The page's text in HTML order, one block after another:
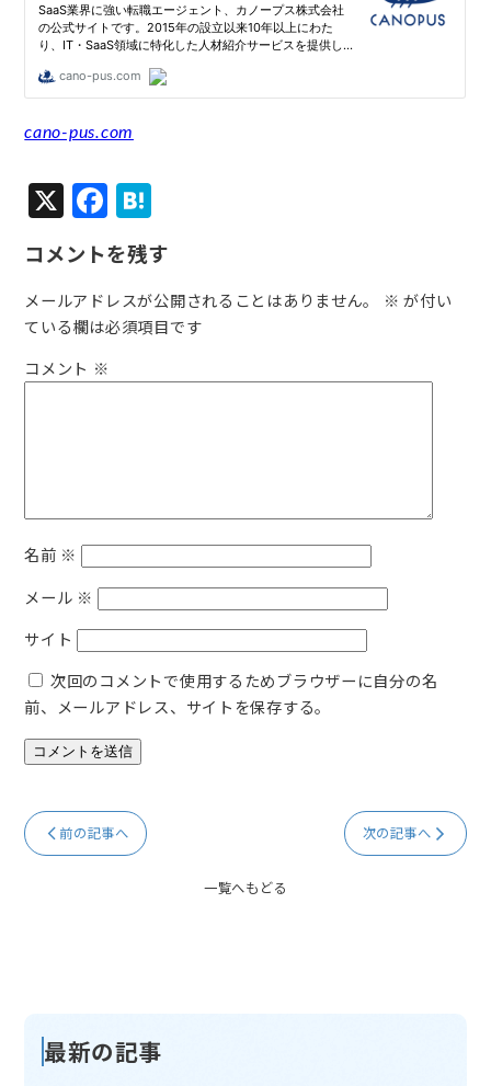
cano-pus.com
X F
a
c
e
b
o
at
e
n
a
コメントを残す
メールアドレスが公開されることはありません。 ※ が付い
ている欄は必須項目です
コメント ※
名前 ※
メール ※
サイト
次回のコメントで使用するためブラウザーに自分の名
前、メールアドレス、サイトを保存する。
前の記事へ
一覧へもどる
次の記事へ
最新の記事